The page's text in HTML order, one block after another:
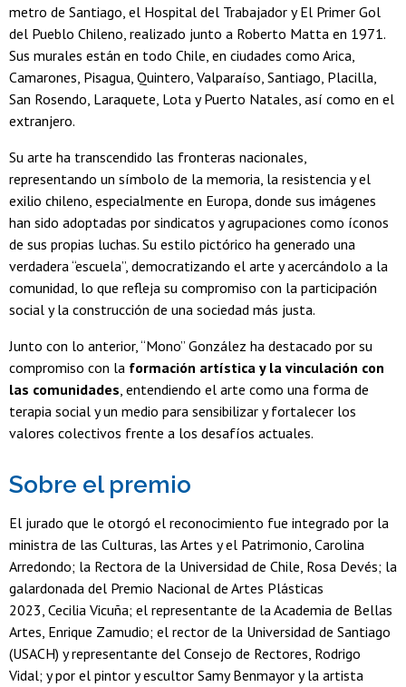
metro de Santiago, el Hospital del Trabajador y El Primer Gol
del Pueblo Chileno, realizado junto a Roberto Matta en 1971.
Sus murales están en todo Chile, en ciudades como Arica,
Camarones, Pisagua, Quintero, Valparaíso, Santiago, Placilla,
San Rosendo, Laraquete, Lota y Puerto Natales, así como en el
extranjero.
Su arte ha transcendido las fronteras nacionales,
representando un símbolo de la memoria, la resistencia y el
exilio chileno, especialmente en Europa, donde sus imágenes
han sido adoptadas por sindicatos y agrupaciones como íconos
de sus propias luchas. Su estilo pictórico ha generado una
verdadera “escuela”, democratizando el arte y acercándolo a la
comunidad, lo que refleja su compromiso con la participación
social y la construcción de una sociedad más justa.
Junto con lo anterior, “Mono” González ha destacado por su
compromiso con la formación artística y la vinculación con
las comunidades, entendiendo el arte como una forma de
terapia social y un medio para sensibilizar y fortalecer los
valores colectivos frente a los desafíos actuales.
Sobre el premio
El jurado que le otorgó el reconocimiento fue integrado por la
ministra de las Culturas, las Artes y el Patrimonio, Carolina
Arredondo; la Rectora de la Universidad de Chile, Rosa Devés; la
galardonada del Premio Nacional de Artes Plásticas
2023, Cecilia Vicuña; el representante de la Academia de Bellas
Artes, Enrique Zamudio; el rector de la Universidad de Santiago
(USACH) y representante del Consejo de Rectores, Rodrigo
Vidal; y por el pintor y escultor Samy Benmayor y la artista